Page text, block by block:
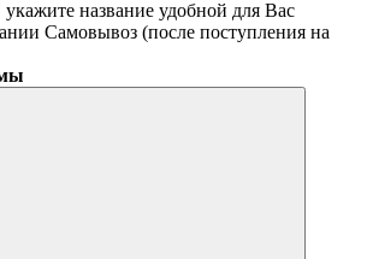
название удобной для Вас
Самовывоз (после поступления на